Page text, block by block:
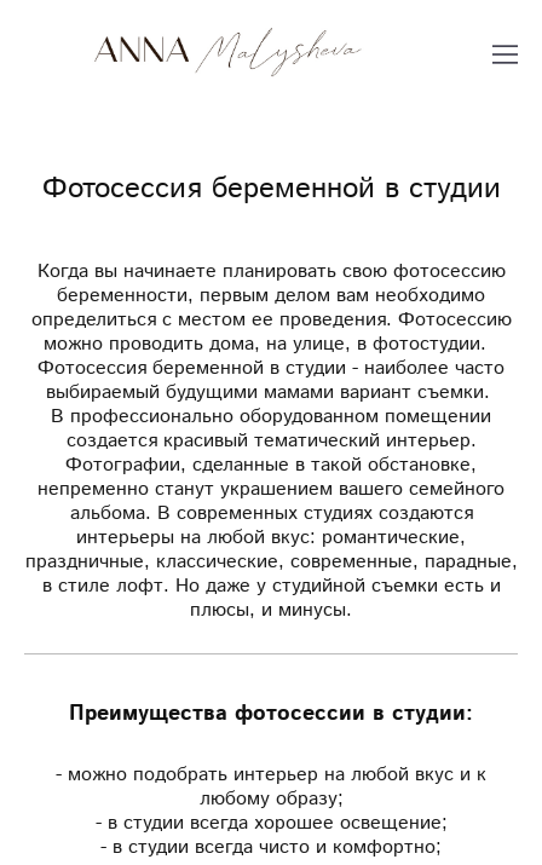
Фотосессия беременной в студии
Когда вы начинаете планировать свою фотосессию
беременности, первым делом вам необходимо
определиться с местом ее проведения. Фотосессию
можно проводить дома, на улице, в фотостудии.
Фотосессия беременной в студии - наиболее часто
выбираемый будущими мамами вариант съемки.
В профессионально оборудованном помещении
создается красивый тематический интерьер.
Фотографии, сделанные в такой обстановке,
непременно станут украшением вашего семейного
альбома. В современных студиях создаются
интерьеры на любой вкус: романтические,
праздничные, классические, современные, парадные,
в стиле лофт. Но даже у студийной съемки есть и
плюсы, и минусы.
Преимущества фотосессии в студии:
- можно подобрать интерьер на любой вкус и к
любому образу;
- в студии всегда хорошее освещение;
- в студии всегда чисто и комфортно;